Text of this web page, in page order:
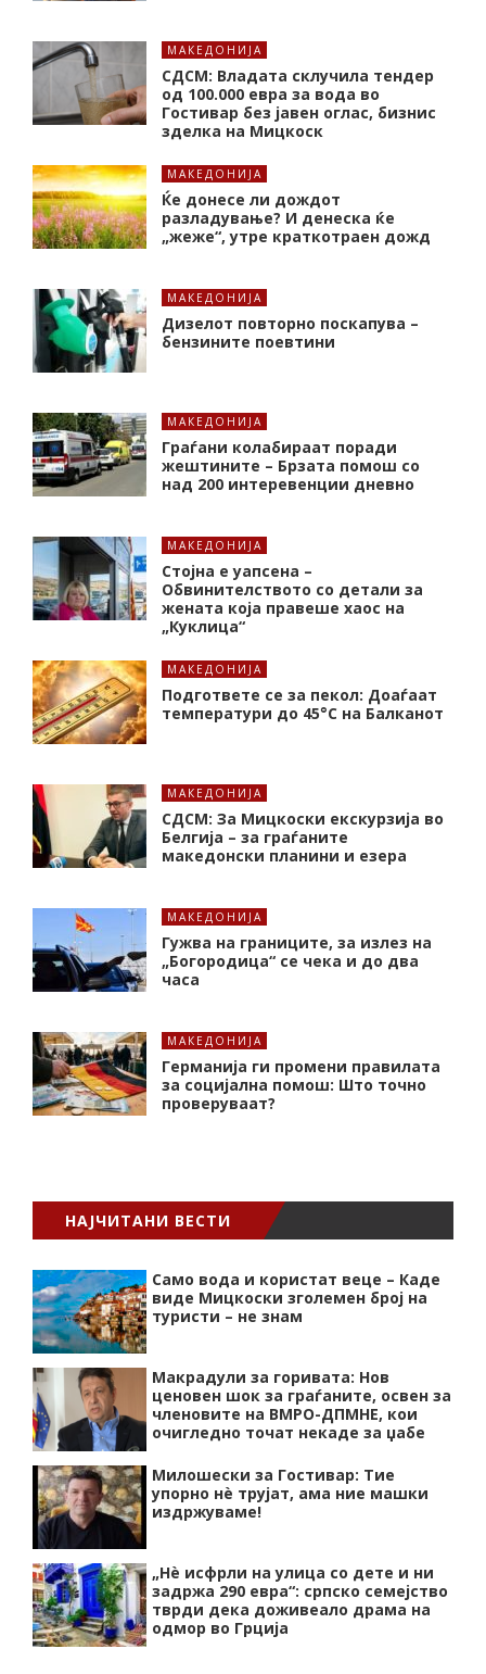
МАКЕДОНИЈА
СДСМ: Владата склучила тендер
од 100.000 евра за вода во
Гостивар без јавен оглас, бизнис
зделка на Мицкоск
МАКЕДОНИЈА
Ќе донесе ли дождот
разладување? И денеска ќе
„жеже“, утре краткотраен дожд
МАКЕДОНИЈА
Дизелот повторно поскапува –
бензините поевтини
МАКЕДОНИЈА
Граѓани колабираат поради
жештините – Брзата помош со
над 200 интеревенции дневно
МАКЕДОНИЈА
Стојна е уапсена –
Обвинителството со детали за
жената која правеше хаос на
„Куклица“
МАКЕДОНИЈА
Подгответе се за пекол: Доаѓаат
температури до 45°C на Балканот
МАКЕДОНИЈА
СДСМ: За Мицкоски екскурзија во
Белгија – за граѓаните
македонски планини и езера
МАКЕДОНИЈА
Гужва на границите, за излез на
„Богородица“ се чека и до два
часа
МАКЕДОНИЈА
Германија ги промени правилата
за социјална помош: Што точно
проверуваат?
НАЈЧИТАНИ ВЕСТИ
Само вода и користат веце – Каде
виде Мицкоски зголемен број на
туристи – не знам
Макрадули за горивата: Нов
ценовен шок за граѓаните, освен за
членовите на ВМРО-ДПМНЕ, кои
очигледно точат некаде за џабе
Милошески за Гостивар: Тие
упорно нѐ трујат, ама ние машки
издржуваме!
„Нѐ исфрли на улица со дете и ни
задржа 290 евра“: српско семејство
тврди дека доживеало драма на
одмор во Грција